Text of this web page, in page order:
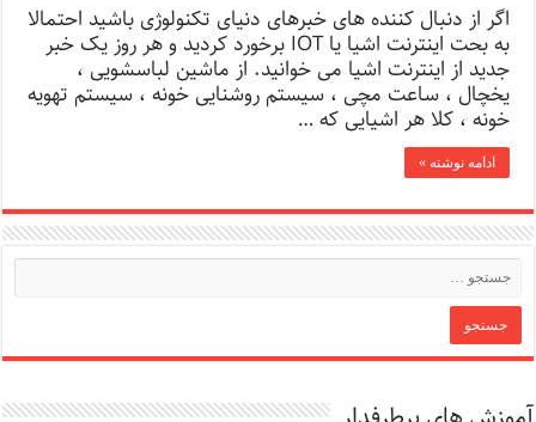
اگر از دنبال کننده های خبرهای دنیای تکنولوژی باشید احتمالا
به بحت اینترنت اشیا یا IOT برخورد کردید و هر روز یک خبر
جدید از اینترنت اشیا می خوانید. از ماشین لباسشویی ،
یخچال ، ساعت مچی ، سیستم روشنایی خونه ، سیستم تهویه
خونه ، کلا هر اشیایی که …
ادامه نوشته »